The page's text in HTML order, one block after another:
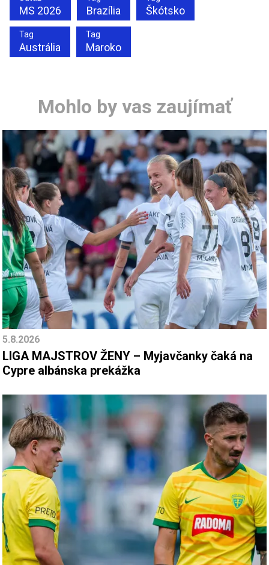
MS 2026 Brazília Škótsko
Tag
Austrália
Tag
Maroko
Mohlo by vas zaujímať
5.8.2026
LIGA MAJSTROV ŽENY – Myjavčanky čaká na
Cypre albánska prekážka